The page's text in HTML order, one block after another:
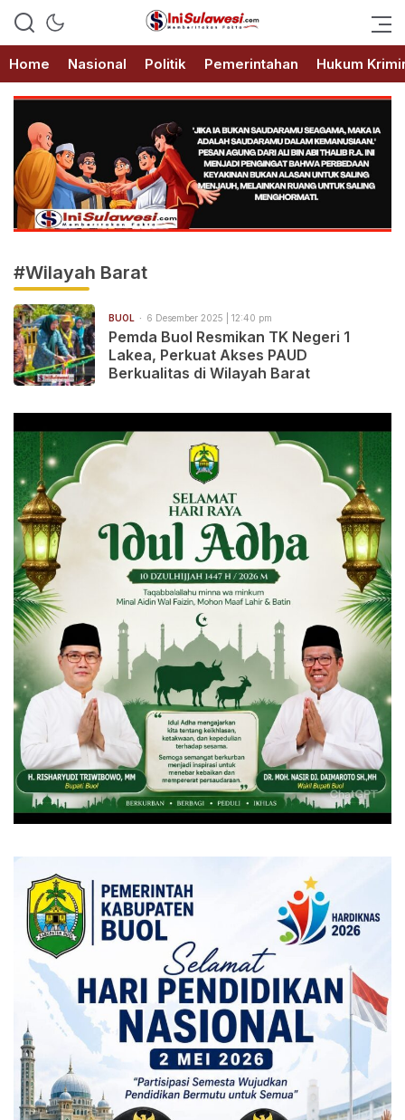
IniSulawesi.com
Memberitakan Fakta
Home
Nasional Politik Pemerintahan Hukum
#Wilayah Barat
BUOL 6 Desember 2025 | 12:40 pm
Pemda Buol Resmikan TK Negeri 1
Lakea, Perkuat Akses PAUD
Berkualitas di Wilayah Barat